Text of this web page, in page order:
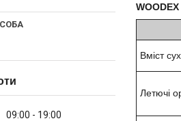
Вміст
Летючі
09:00
19:00